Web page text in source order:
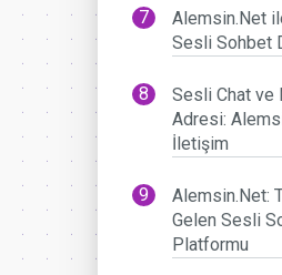
Alemsin.Net
Sesli Sohbet
Sesli Chat ve
Adresi:
İletişim
Alemsin.Net:
Gelen Sesli
Platformu